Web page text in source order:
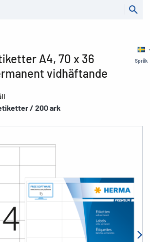
Språk
A4, 70 x 36
vidhäftande
/ 200 ark